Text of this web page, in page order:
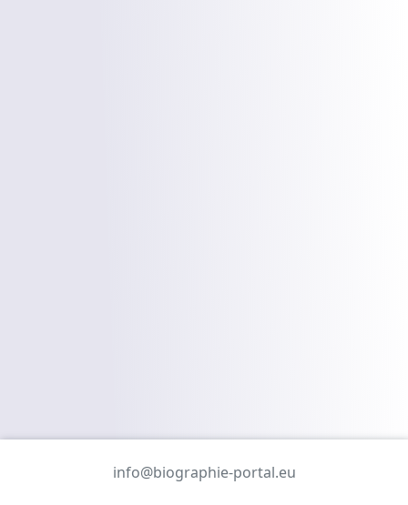
info@biographie-portal.eu